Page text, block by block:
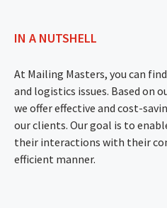
IN A NUTSHELL
At Mailing Masters, you can
and logistics issues. Based on
we offer effective and cost-
our clients. Our goal is to
their interactions with their
efficient manner.